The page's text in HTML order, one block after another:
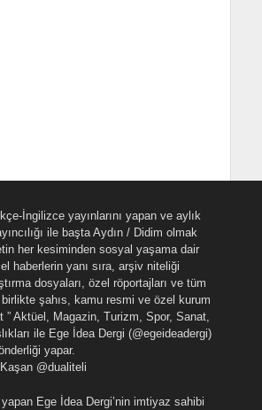
İngilizce yayınlarını yapan ve aylık
ile başta Aydın / Didim olmak
her kesiminden sosyal yaşama dair
haberlerin yanı sıra, arşiv niteliği
dosyaları, özel röportajları ve tüm
şahıs, kamu resmi ve özel kurum
” Aktüel, Magazin, Turizm, Spor, Sanat,
ile Ege İdea Dergi (@egeideadergi)
yapar.
@dualiteli
yapan Ege İdea Dergi’nin imtiyaz sahibi